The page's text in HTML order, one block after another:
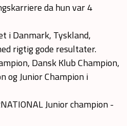
da hun var 4
i Danmark, Tyskland,
rigtig gode resultater.
Dansk Klub Champion,
og Junior Champion i
Junior champion -